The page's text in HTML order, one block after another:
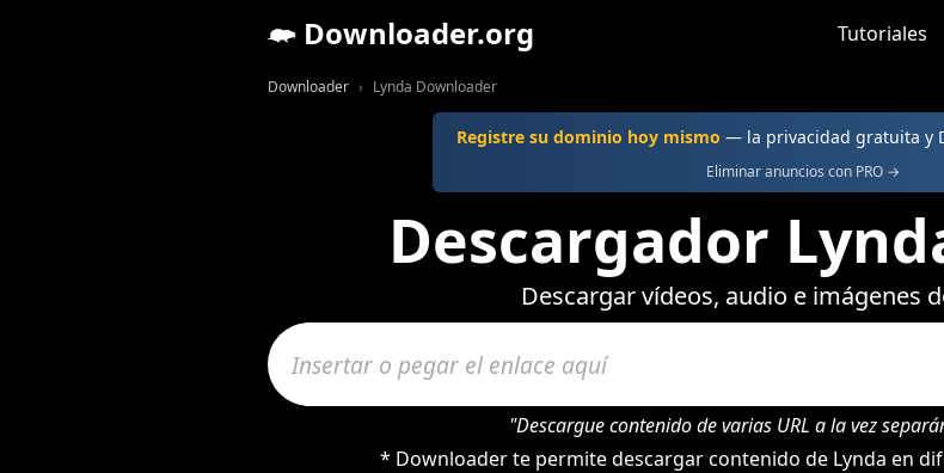
Downloader.org Tutoriales
Downloader Lynda Downloader
Registre su dominio hoy mismo — la privacidad gratuita y
Eliminar anuncios con PRO →
Descargador
Descargar vídeos, audio e imágenes
"Descargue contenido de varias URL a la vez
* Downloader te permite descargar contenido de Lynda en